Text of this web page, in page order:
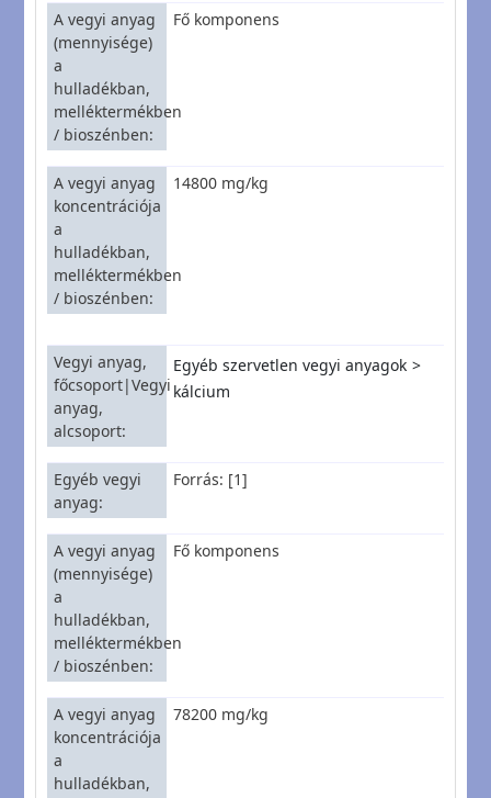
A vegyi anyag
(mennyisége)
a
hulladékban,
melléktermékben
/ bioszénben
Fő komponens
A vegyi anyag
koncentrációja
a
hulladékban,
melléktermékben
/ bioszénben
14800 mg/kg
Vegyi anyag,
főcsoport|Vegyi
anyag,
alcsoport
Egyéb szervetlen vegyi anyagok
kálcium
Egyéb vegyi
anyag
Forrás: [1]
A vegyi anyag
(mennyisége)
a
hulladékban,
melléktermékben
/ bioszénben
Fő komponens
A vegyi anyag
koncentrációja
a
hulladékban,
78200 mg/kg